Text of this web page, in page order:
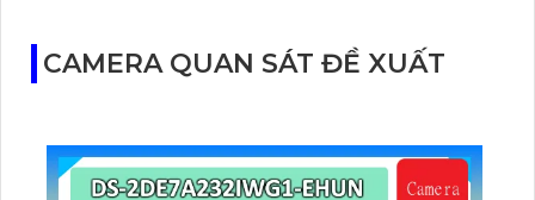
vượt trội. Với kết nối PoE tiện lợi và mức giá rẻ phù
hợp cho mọi không gian trong nhà.
CAMERA QUAN SÁT ĐỀ XUẤT